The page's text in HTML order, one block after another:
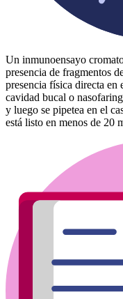
Un inmunoensayo
presencia de fragmentos
presencia física directa en
cavidad bucal o
y luego se pipetea en el
está listo en menos de 20